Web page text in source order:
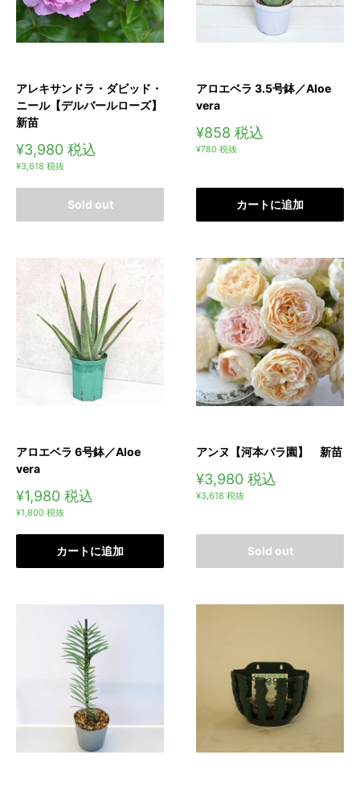
アレキサンドラ・ダビッド・
ニール【デルバールローズ】
新苗
販
売
格
¥3,980 税込
¥3,618 税抜
Sold out
アロエベラ 3.5号鉢／Aloe
vera
販
売
¥858 税込
¥780 税抜
カートに追加
アロエベラ 6号鉢／Aloe
vera
販
売
格
¥1,980 税込
¥1,800 税抜
カートに追加
アンヌ【河本バラ園】 新苗
販
売
¥3,980 税込
¥3,618 税抜
Sold out